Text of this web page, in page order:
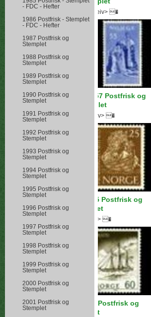
- FDC - Hefter
1986 Postfrisk - Stemplet
- FDC - Hefter
1987 Postfrisk og
Stemplet
1988 Postfrisk og
Stemplet
1989 Postfrisk og
Stemplet
1990 Postfrisk og
Stemplet
1991 Postfrisk og
Stemplet
1992 Postfrisk og
Stemplet
1993 Postfrisk og
Stemplet
1994 Postfrisk og
Stemplet
1995 Postfrisk og
Stemplet
1996 Postfrisk og
Stemplet
1997 Postfrisk og
Stemplet
1998 Postfrisk og
Stemplet
1999 Postfrisk og
Stemplet
2000 Postfrisk og
Stemplet
2001 Postfrisk og
Stemplet
Hygieneiv> �
1954/57 Postfrisk og
Stemplet
Hygieneiv> �
1963/65 Postfrisk og
Stemplet
Hygieneiv> �
1971/72 Postfrisk og
Stemplet